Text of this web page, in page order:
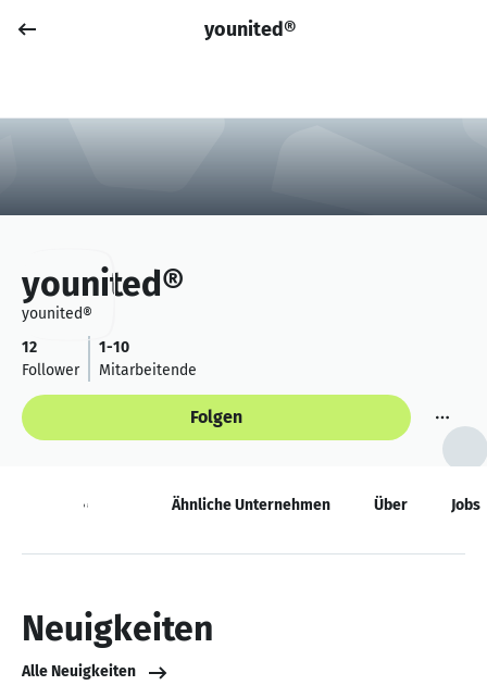
younited®
younited®
younited®
12
Follower
1-10
Mitarbeitende
Folgen
Neuigkeiten Ähnliche Unternehmen Über Jobs
Neuigkeiten
Alle Neuigkeiten